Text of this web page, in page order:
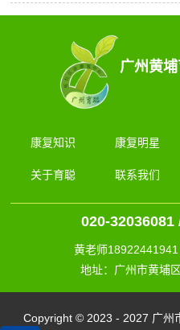
广州黄
康复知识 康复明星
关于育聪 联系我们
020-32036081
黄老师
地址：广州市黄埔
Copyright © 2023 - 2027 广州